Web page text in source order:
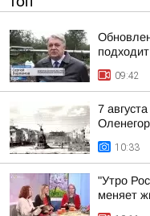
09:42
7
10:33
"Утро
меняет